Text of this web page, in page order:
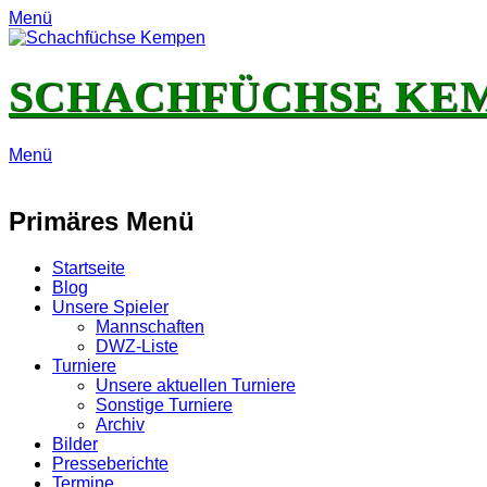
Menü
SCHACHFÜCHSE
Menü
Primäres Menü
Zum
Inhalt
springen
Startseite
Blog
Unsere Spieler
Mannschaften
DWZ-Liste
Turniere
Unsere aktuellen Turniere
Sonstige Turniere
Archiv
Bilder
Presseberichte
Termine